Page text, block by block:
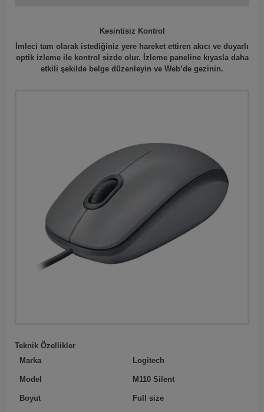
Kesintisiz Kontrol
İmleci tam olarak istediğiniz yere hareket ettiren akıcı ve duyarlı
optik izleme ile kontrol sizde olur. İzleme paneline kıyasla daha
etkili şekilde belge düzenleyin ve Web’de gezinin.
Teknik Özellikler
Marka
Logitech
Model M110 Silent
Boyut Full size